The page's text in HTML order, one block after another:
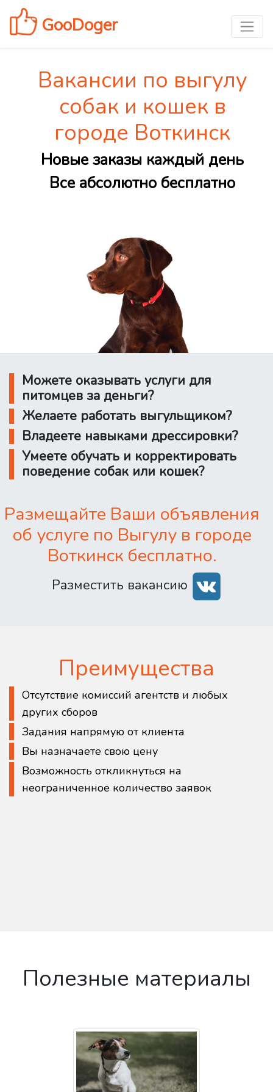
GooDoger
Вакансии по выгулу
собак и кошек в
городе Воткинск
Новые заказы каждый день
Все абсолютно бесплатно
Можете оказывать услуги для
питомцев за деньги?
Желаете работать выгульщиком?
Владеете навыками дрессировки?
Умеете обучать и корректировать
поведение собак или кошек?
Размещайте Ваши объявления
об услуге по Выгулу в городе
Воткинск бесплатно.
Разместить вакансию
Преимущества
Отсутствие комиссий агентств и любых
других сборов
Задания напрямую от клиента
Вы назначаете свою цену
Возможность откликнуться на
неограниченное количество заявок
Полезные материалы